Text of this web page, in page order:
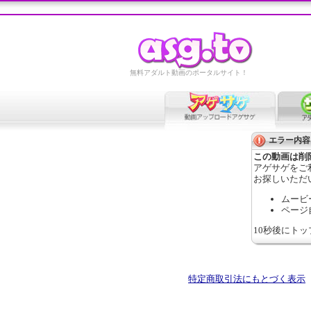
無料アダルト動画のポータルサイト！
エラー内容
この動画は削
アゲサゲをご
お探しいただ
ムービ
ページ
10秒後にト
特定商取引法にもとづく表示